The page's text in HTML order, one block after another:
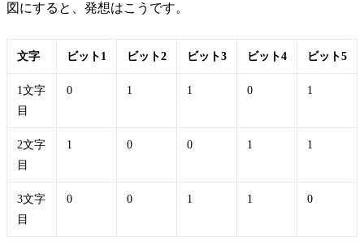
図にすると、発想はこうです。
文字 ビット1 ビット2 ビット3 ビット4 ビット5
1文字
目
0 1 1 0 1
2文字
目
1 0 0 1 1
3文字
目
0 0 1 1 0